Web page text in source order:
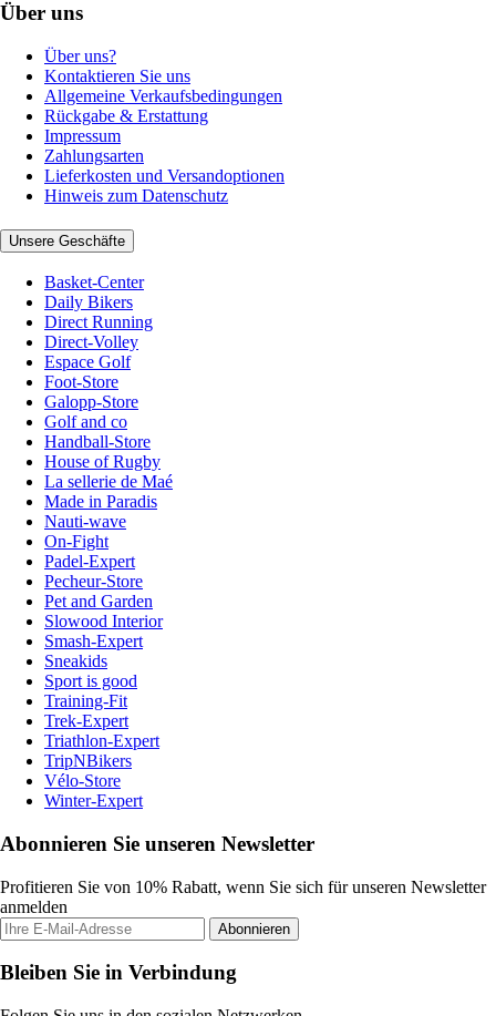
Über uns
Über uns?
Kontaktieren Sie uns
Allgemeine Verkaufsbedingungen
Rückgabe & Erstattung
Impressum
Zahlungsarten
Lieferkosten und Versandoptionen
Hinweis zum Datenschutz
Unsere Geschäfte
Basket-Center
Daily Bikers
Direct Running
Direct-Volley
Espace Golf
Foot-Store
Galopp-Store
Golf and co
Handball-Store
House of Rugby
La sellerie de Maé
Made in Paradis
Nauti-wave
On-Fight
Padel-Expert
Pecheur-Store
Pet and Garden
Slowood Interior
Smash-Expert
Sneakids
Sport is good
Training-Fit
Trek-Expert
Triathlon-Expert
TripNBikers
Vélo-Store
Winter-Expert
Abonnieren Sie unseren Newsletter
Profitieren Sie von 10% Rabatt, wenn Sie sich für unseren Newsletter
anmelden
Abonnieren
Bleiben Sie in Verbindung